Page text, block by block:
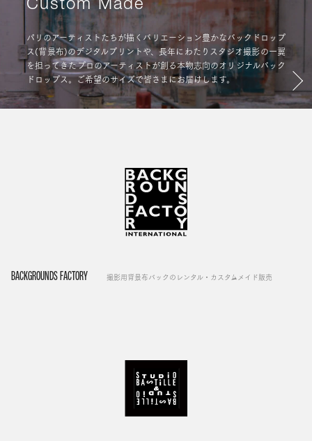
Custom Made
パリのアーティストたちが描くバリエーション豊かなバックドロップ
ス(背景布)のデジタルプリントや、長年にわたりスタジオ撮影の一翼
を担ってきたプロのアーティストが創る本物志向のオリジナルバック
ドロップス。ご希望のサイズで皆さまにお届けします。
BACKGROUNDS FACTORY 撮影用背景布バックのレンタル・カスタムメイド販売